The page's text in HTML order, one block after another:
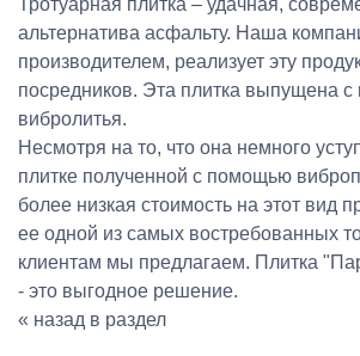
альтернатива асфальту. Наша
производителем, реализует эту
посредников. Эта плитка выпущена с
вибролитья.
Несмотря на то, что она немного
плитке полученной с помощью
более низкая стоимость на этот вид
ее одной из самых востребованных
клиентам мы предлагаем. Плитка
- это выгодное решение.
« назад в раздел